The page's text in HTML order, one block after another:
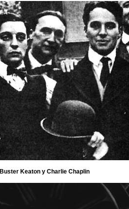
Buster Keaton y Charlie Chaplin